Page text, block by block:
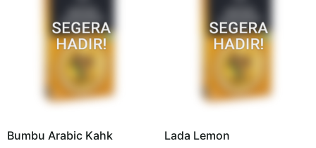
Bumbu Arabic Kahk Lada Lemon